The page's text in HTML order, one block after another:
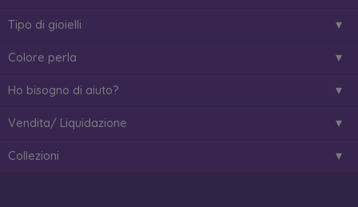
Tipo di gioielli
Colore perla
Ho bisogno di aiuto?
Vendita/ Liquidazione
Collezioni